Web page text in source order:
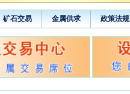
矿石交易 金属供求 政策法规